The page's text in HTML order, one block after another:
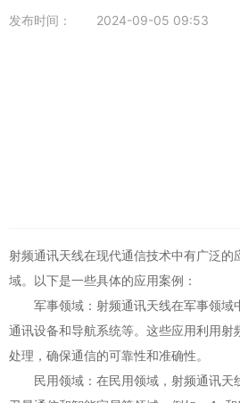
发布时间： 2024-09-05 09:53
射频通讯天线在现代通信技术中有广泛的
域。以下是一些具体的应用案例：
军事领域：射频通讯天线在军事领域
通讯设备和导航系统等。这些应用利用射
处理，确保通信的可靠性和准确性。
民用领域：在民用领域，射频通讯天